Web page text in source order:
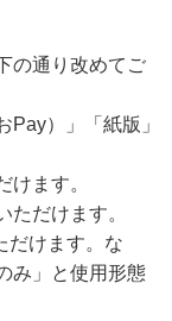
の通り改めてご
Pay）」「紙版」
ます。
だけます。
だけます。な
み」と使用形態